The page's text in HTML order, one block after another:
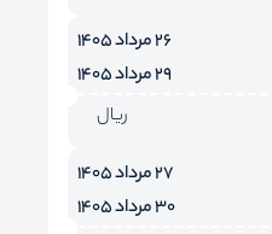
26 مرداد 1405
29 مرداد 1405
ریال
27 مرداد 1405
30 مرداد 1405